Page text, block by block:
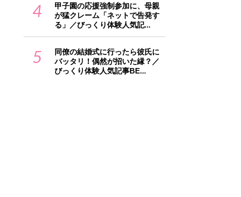
4
甲子園の応援強制参加に、母親
が猛クレーム「ネットで告発す
る」／びっくり体験人気記...
5
同僚の結婚式に行ったら彼氏に
バッタリ！偶然が招いた縁？／
びっくり体験人気記事BE...